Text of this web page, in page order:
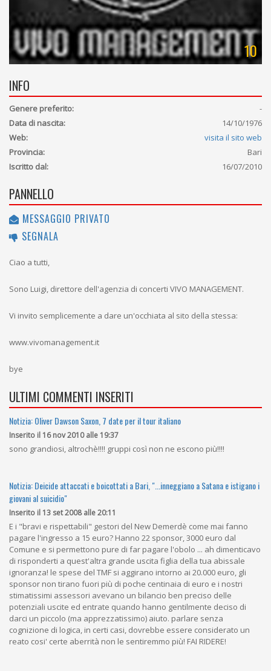
10
INFO
Genere preferito:
-
Data di nascita:
14/10/1976
Web:
visita il sito web
Provincia:
Bari
Iscritto dal:
16/07/2010
PANNELLO
MESSAGGIO PRIVATO
SEGNALA
Ciao a tutti,
Sono Luigi, direttore dell'agenzia di concerti VIVO MANAGEMENT.
Vi invito semplicemente a dare un'occhiata al sito della stessa:
www.vivomanagement.it
bye
ULTIMI COMMENTI INSERITI
Notizia: Oliver Dawson Saxon, 7 date per il tour italiano
Inserito il 16 nov 2010 alle 19:37
sono grandiosi, altrochè!!!! gruppi così non ne escono più!!!!
Notizia: Deicide attaccati e boicottati a Bari, "...inneggiano a Satana e istigano i
giovani al suicidio"
Inserito il 13 set 2008 alle 20:11
E i "bravi e rispettabili" gestori del New Demerdè come mai fanno
pagare l'ingresso a 15 euro? Hanno 22 sponsor, 3000 euro dal
Comune e si permettono pure di far pagare l'obolo ... ah dimenticavo
di risponderti a quest'altra grande uscita figlia della tua abissale
ignoranza! le spese del TMF si aggirano intorno ai 20.000 euro, gli
sponsor non tirano fuori più di poche centinaia di euro e i nostri
stimatissimi assessori avevano un bilancio ben preciso delle
potenziali uscite ed entrate quando hanno gentilmente deciso di
darci un piccolo (ma apprezzatissimo) aiuto. parlare senza
cognizione di logica, in certi casi, dovrebbe essere considerato un
reato cosi' certe aberrità non le sentiremmo più! FAI RIDERE!